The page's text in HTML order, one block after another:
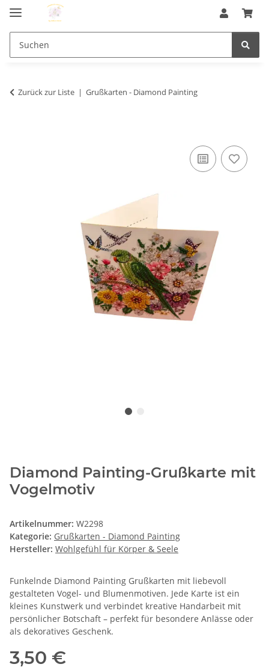
Zurück zur Liste Grußkarten - Diamond Painting
Diamond Painting-Grußkarte mit
Vogelmotiv
Artikelnummer: W2298
Kategorie: Grußkarten - Diamond Painting
Hersteller: Wohlgefühl für Körper & Seele
Funkelnde Diamond Painting Grußkarten mit liebevoll
gestalteten Vogel- und Blumenmotiven. Jede Karte ist ein
kleines Kunstwerk und verbindet kreative Handarbeit mit
persönlicher Botschaft – perfekt für besondere Anlässe oder
als dekoratives Geschenk.
3,50 €